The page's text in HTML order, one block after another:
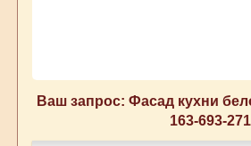
Ваш запрос: Фасад кухни
163-693-271